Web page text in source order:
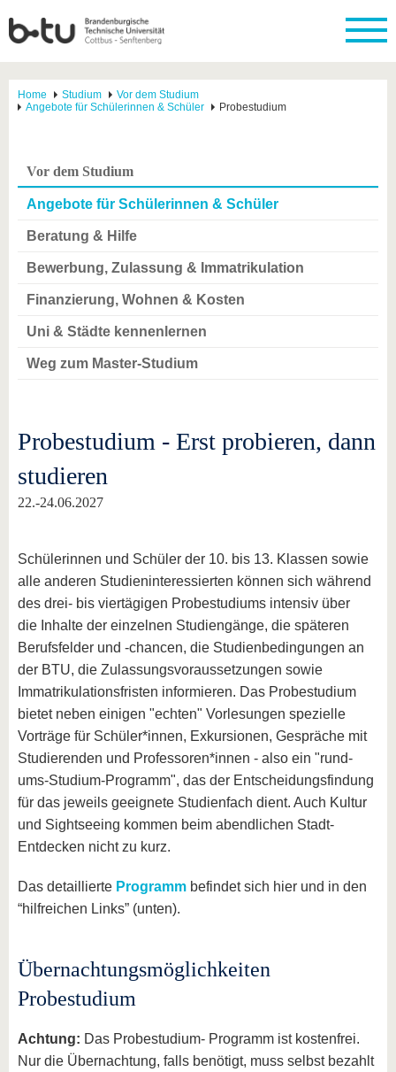
Home Studium
Vor dem Studium
Angebote für Schülerinnen & Schüler
Probestudium
Vor dem Studium
Angebote für Schülerinnen & Schüler
Beratung & Hilfe
Bewerbung, Zulassung & Immatrikulation
Finanzierung, Wohnen & Kosten
Uni & Städte kennenlernen
Weg zum Master-Studium
Probestudium - Erst probieren, dann
studieren
22.-24.06.2027
Schülerinnen und Schüler der 10. bis 13. Klassen sowie
alle anderen Studieninteressierten können sich während
des drei- bis viertägigen Probestudiums intensiv über
die Inhalte der einzelnen Studiengänge, die späteren
Berufsfelder und -chancen, die Studienbedingungen an
der BTU, die Zulassungsvoraussetzungen sowie
Immatrikulationsfristen informieren. Das Probestudium
bietet neben einigen "echten" Vorlesungen spezielle
Vorträge für Schüler*innen, Exkursionen, Gespräche mit
Studierenden und Professoren*innen - also ein "rund-
ums-Studium-Programm", das der Entscheidungsfindung
für das jeweils geeignete Studienfach dient. Auch Kultur
und Sightseeing kommen beim abendlichen Stadt-
Entdecken nicht zu kurz.
Das detaillierte Programm befindet sich hier und in den
“hilfreichen Links” (unten).
Übernachtungsmöglichkeiten
Probestudium
Achtung: Das Probestudium- Programm ist kostenfrei.
Nur die Übernachtung, falls benötigt, muss selbst bezahlt